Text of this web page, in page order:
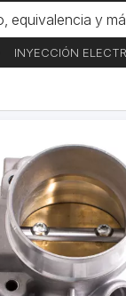
INYECCIÓN